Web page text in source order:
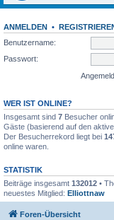
ANMELDEN •
Benutzername:
Passwort:
WER IST ONLINE?
Insgesamt sind 7 Besucher
Gäste (basierend auf den
Der Besucherrekord liegt bei
online waren.
STATISTIK
Beiträge insgesamt 132012 •
neuestes Mitglied: Elliottnaw
Foren-Übersicht